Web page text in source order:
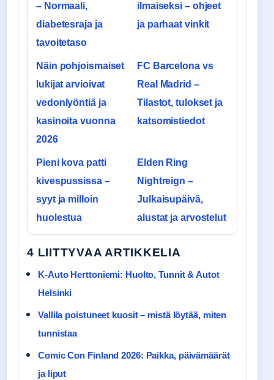
– Normaali,
diabetesraja ja
tavoitetaso
ilmaiseksi – ohjeet
ja parhaat vinkit
Näin pohjoismaiset
lukijat arvioivat
vedonlyöntiä ja
kasinoita vuonna
2026
FC Barcelona vs
Real Madrid –
Tilastot, tulokset ja
katsomistiedot
Pieni kova patti
kivespussissa –
syyt ja milloin
huolestua
Elden Ring
Nightreign –
Julkaisupäivä,
alustat ja arvostelut
4 LIITTYVAA ARTIKKELIA
K-Auto Herttoniemi: Huolto, Tunnit & Autot
Helsinki
Vallila poistuneet kuosit – mistä löytää, miten
tunnistaa
Comic Con Finland 2026: Paikka, päivämäärät
ja liput